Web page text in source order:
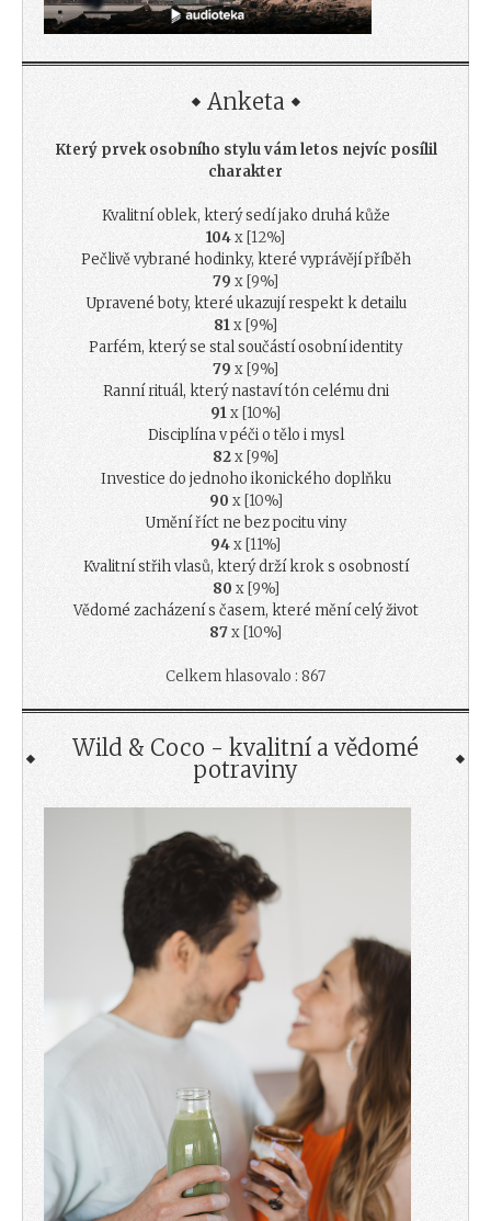
Anketa
Který prvek osobního stylu vám letos nejvíc posílil
charakter
Kvalitní oblek, který sedí jako druhá kůže
104x [12%]
Pečlivě vybrané hodinky, které vyprávějí příběh
79 x [9%]
Upravené boty, které ukazují respekt k detailu
81x [9%]
Parfém, který se stal součástí osobní identity
79 x [9%]
Ranní rituál, který nastaví tón celému dni
91x [10%]
Disciplína v péči o tělo i mysl
82x [9%]
Investice do jednoho ikonického doplňku
90 x [10%]
Umění říct ne bez pocitu viny
94x [11%]
Kvalitní střih vlasů, který drží krok s osobností
80 x [9%]
Vědomé zacházení s časem, které mění celý život
87x [10%]
Celkem hlasovalo : 867
Wild & Coco - kvalitní a vědomé
potraviny